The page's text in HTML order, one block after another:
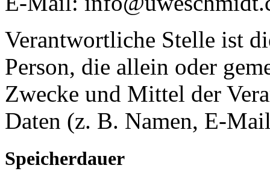
Verantwortliche Stelle ist
Person, die allein oder
Zwecke und Mittel der
Daten (z. B. Namen, E-
Speicherdauer